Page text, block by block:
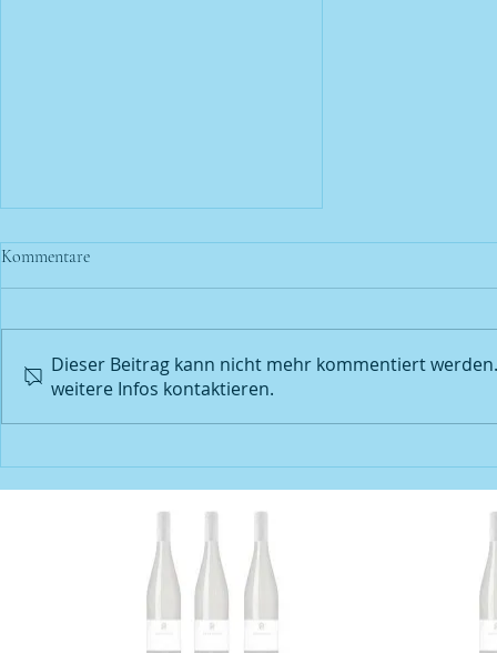
Wein des Monats Grauer
Kommentare
Dieser Beitrag kann nicht mehr kommentiert
weitere Infos kontaktieren.